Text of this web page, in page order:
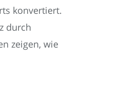
konvertiert.
durch
zeigen, wie